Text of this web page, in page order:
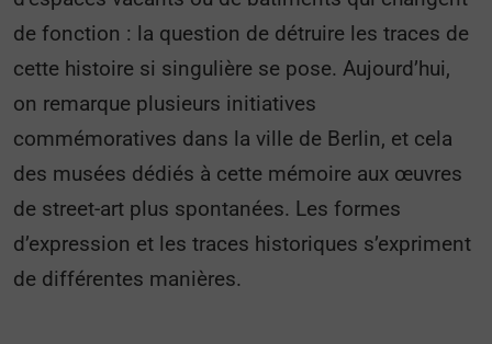
de fonction : la question de détruire les traces de
cette histoire si singulière se pose. Aujourd’hui,
on remarque plusieurs initiatives
commémoratives dans la ville de Berlin, et cela
des musées dédiés à cette mémoire aux œuvres
de street-art plus spontanées. Les formes
d’expression et les traces historiques s’expriment
de différentes manières.